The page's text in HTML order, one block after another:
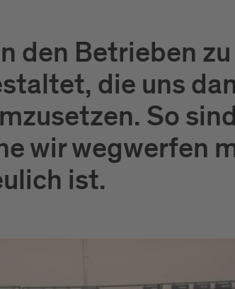
den Betrieben
die uns
So
wir wegwerfen
ist.